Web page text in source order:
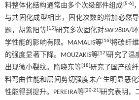
料整体化结构通常由多个次级部件组成[5-6]
与共固化成型相比，固化次数的增加必然
题，胡紫阳等[15]研究多次固化对SW-280A/
学性能的影响有限。MAMALIS等[16]将碳纤
的强度显著下降。MOUZAKIS等[17]研究了温
出现微小裂纹。隋晓东等[18]研究了国产碳
料弯曲性能和层间剪切强度未产生明显恶
性能得到提升。PEREIRA等[20-21]研究表明，